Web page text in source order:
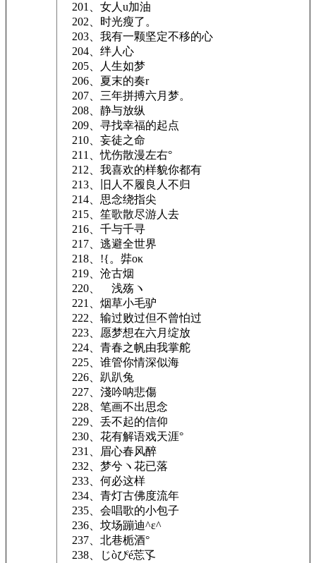
201、女人u加油
202、时光瘦了。
203、我有一颗坚定不移的心
204、绊人心
205、人生如梦
206、夏末的奏r
207、三年拼搏六月梦。
208、静与放纵
209、寻找幸福的起点
210、妄徒之命
211、忧伤散漫左右°
212、我喜欢的样貌你都有
213、旧人不履良人不归
214、思念绕指尖
215、笙歌散尽游人去
216、千与千寻
217、逃避全世界
218、!{。弉oκ
219、沧古烟
220、ゝ浅殇ヽ
221、烟草小毛驴
222、输过败过但不曾怕过
223、愿梦想在六月绽放
224、青春之帆由我掌舵
225、谁管你情深似海
226、趴趴兔
227、淺吟呐悲傷
228、笔画不出思念
229、丢不起的信仰
230、花有解语戏天涯°
231、眉心春风醉
232、梦兮ヽ花已落
233、何必这样
234、青灯古佛度流年
235、会唱歌的小包子
236、坟场蹦迪^ε^
237、北巷栀酒°
238、じòぴé莣孓